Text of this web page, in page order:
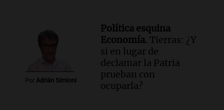
Por Adrián Simioni
Política esquina
Economía. Tierras: ¿Y
si en lugar de
declamar la Patria
prueban con
ocuparla?